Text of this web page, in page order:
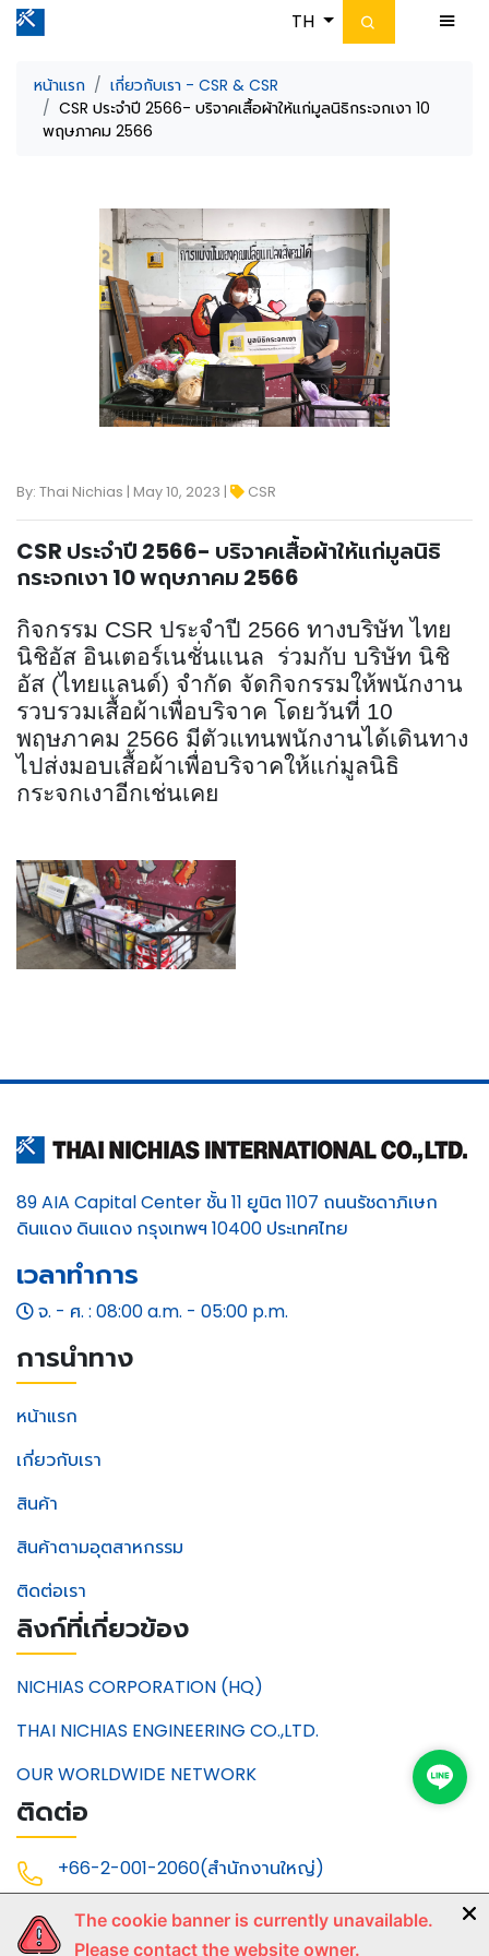
TH
หน้าแรก
เกี่ยวกับเรา - CSR & CSR
CSR ประจำปี 2566- บริจาคเสื้อผ้าให้แก่มูลนิธิกระจกเงา 10
พฤษภาคม 2566
By: Thai Nichias | May 10, 2023 | CSR
CSR ประจำปี 2566- บริจาคเสื้อผ้าให้แก่มูลนิธิ
กระจกเงา 10 พฤษภาคม 2566
กิจกรรม CSR ประจำปี 2566 ทางบริษัท ไทย
นิชิอัส อินเตอร์เนชั่นแนล ร่วมกับ บริษัท นิชิ
อัส (ไทยแลนด์) จำกัด จัดกิจกรรมให้พนักงาน
รวบรวมเสื้อผ้าเพื่อบริจาค โดยวันที่ 10
พฤษภาคม 2566 มีตัวแทนพนักงานได้เดินทาง
ไปส่งมอบเสื้อผ้าเพื่อบริจาคให้แก่มูลนิธิ
กระจกเงาอีกเช่นเคย
89 AIA Capital Center ชั้น 11 ยูนิต 1107 ถนนรัชดาภิเษก
ดินแดง ดินแดง กรุงเทพฯ 10400 ประเทศไทย
เวลาทำการ
จ. - ศ. : 08:00 a.m. - 05:00 p.m.
การนำทาง
หน้าแรก
เกี่ยวกับเรา
สินค้า
สินค้าตามอุตสาหกรรม
ติดต่อเรา
ลิงก์ที่เกี่ยวข้อง
NICHIAS CORPORATION (HQ)
THAI NICHIAS ENGINEERING CO.,LTD.
OUR WORLDWIDE NETWORK
ติดต่อ
+66-2-001-2060(สำนักงานใหญ่)
+66-3-868-2390(ระยอง)
The cookie banner is currently unavailable.
Please contact the website owner.